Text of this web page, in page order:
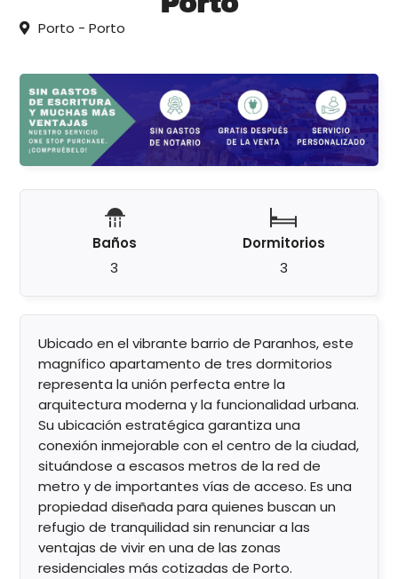
Porto - Porto
Baños
3
Dormitorios
3
Ubicado en el vibrante barrio de Paranhos, este
magnífico apartamento de tres dormitorios
representa la unión perfecta entre la
arquitectura moderna y la funcionalidad urbana.
Su ubicación estratégica garantiza una
conexión inmejorable con el centro de la ciudad,
situándose a escasos metros de la red de
metro y de importantes vías de acceso. Es una
propiedad diseñada para quienes buscan un
refugio de tranquilidad sin renunciar a las
ventajas de vivir en una de las zonas
residenciales más cotizadas de Porto.